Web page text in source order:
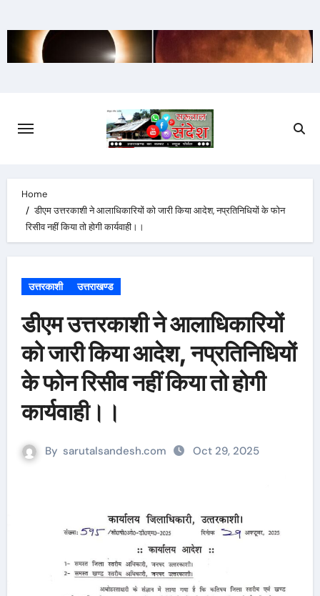
to
Home
डीएम उत्तरकाशी ने आलाधिकारियों को जारी किया आदेश, नप्रतिनिधियों के फोन
रिसीव नहीं किया तो होगी कार्यवाही।।
उत्तरकाशी उत्तराखण्ड
डीएम उत्तरकाशी ने आलाधिकारियों
को जारी किया आदेश, नप्रतिनिधियों
के फोन रिसीव नहीं किया तो होगी
कार्यवाही।।
By sarutalsandesh.com Oct 29, 2025